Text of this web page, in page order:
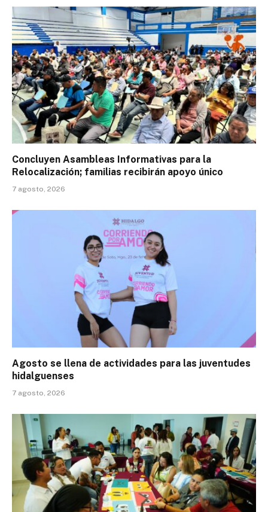
Concluyen Asambleas Informativas para la
Relocalización; familias recibirán apoyo único
7 agosto, 2026
Agosto se llena de actividades para las juventudes
hidalguenses
7 agosto, 2026